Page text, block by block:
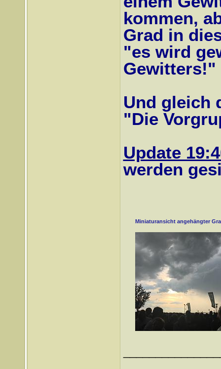
kommen,
Grad in
"es wird
Gewitters!"
Und gleich
"Die
Update
werden
Miniaturansicht angehängter